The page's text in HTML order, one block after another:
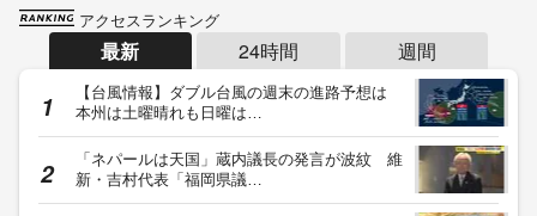
アクセスランキング
最新 24時間 週間
【台風情報】ダブル台風の週末の進路予想は
本州は土曜晴れも日曜は…
「ネパールは天国」蔵内議長の発言が波紋 維
新・吉村代表「福岡県議…